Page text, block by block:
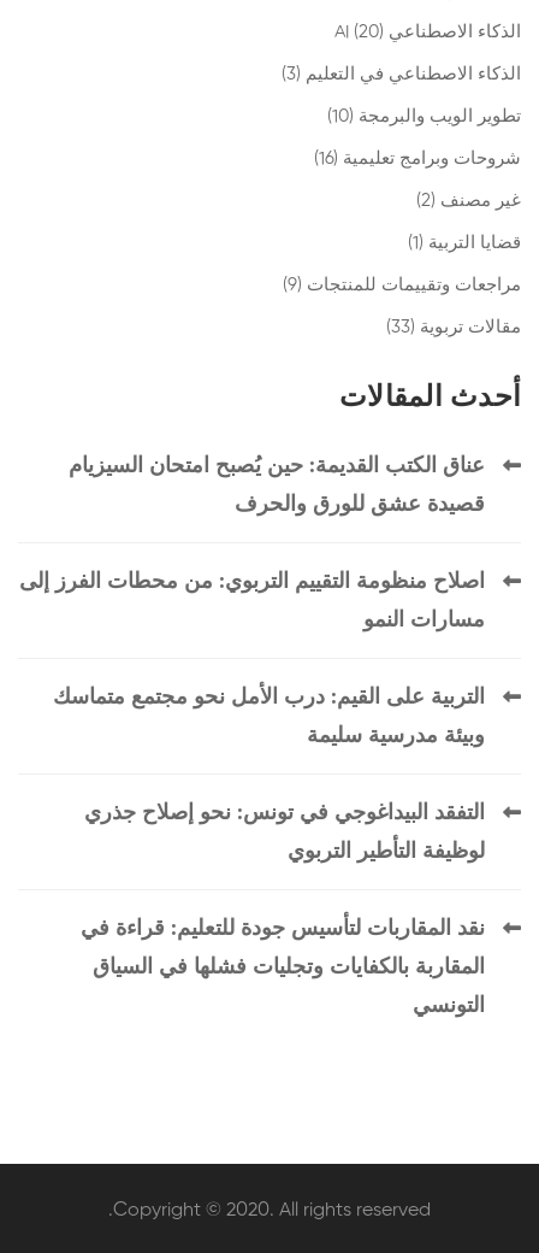
الذكاء الاصطناعي AI (20)
الذكاء الاصطناعي في التعليم (3)
تطوير الويب والبرمجة (10)
شروحات وبرامج تعليمية (16)
غير مصنف (2)
قضايا التربية (1)
مراجعات وتقييمات للمنتجات (9)
مقالات تربوية (33)
أحدث المقالات
عناق الكتب القديمة: حين يُصبح امتحان السيزيام
قصيدة عشق للورق والحرف
اصلاح منظومة التقييم التربوي: من محطات الفرز إلى
مسارات النمو
التربية على القيم: درب الأمل نحو مجتمع متماسك
وبيئة مدرسية سليمة
التفقد البيداغوجي في تونس: نحو إصلاح جذري
لوظيفة التأطير التربوي
نقد المقاربات لتأسيس جودة للتعليم: قراءة في
المقاربة بالكفايات وتجليات فشلها في السياق
التونسي
Copyright © 2020. All rights reserved.